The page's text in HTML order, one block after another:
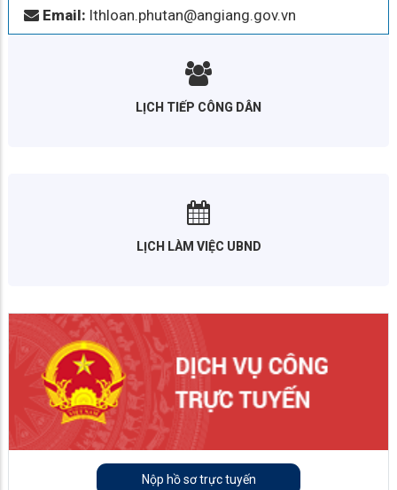
Email: lthloan.phutan@angiang.gov.vn
LỊCH TIẾP CÔNG DÂN
LỊCH LÀM VIỆC UBND
Nộp hồ sơ trực tuyến